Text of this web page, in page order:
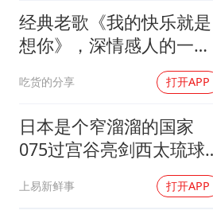
经典老歌《我的快乐就是
想你》，深情感人的一首
吃货的分享 打开APP
日本是个窄溜溜的国家
075过宫谷亮剑西太琉球
上易新鲜事 打开APP